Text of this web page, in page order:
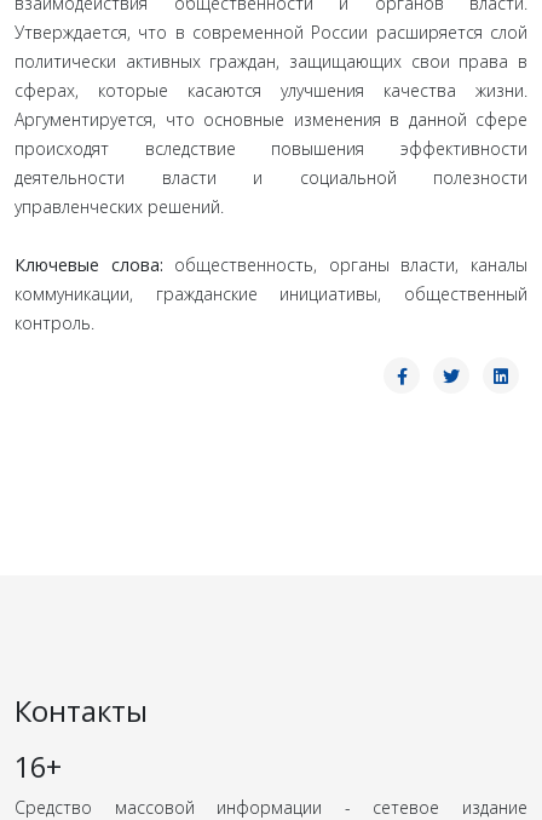
Утверждается, что в современной России расширяется слой
политически активных граждан, защищающих свои права в
сферах, которые касаются улучшения качества жизни.
Аргументируется, что основные изменения в данной сфере
происходят вследствие повышения эффективности
деятельности власти и социальной полезности
управленческих решений.
Ключевые слова: общественность, органы власти, каналы
коммуникации, гражданские инициативы, общественный
контроль.
Контакты
16+
Средство массовой информации - сетевое издание